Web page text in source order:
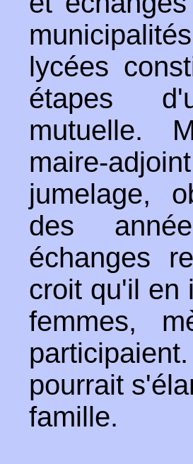
lycées
étapes
mutuelle.
maire-
jumelage,
des
échanges
croit qu'il en
femmes,
pourrait
famille.